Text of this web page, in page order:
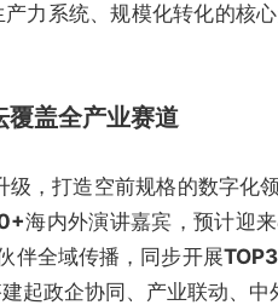
力系统、规模化转化的核
覆盖全产业赛道
级，打造空前规格的数字化
海内外演讲嘉宾，预计迎来
伴全域传播，同步开展
起政企协同、产业联动、中